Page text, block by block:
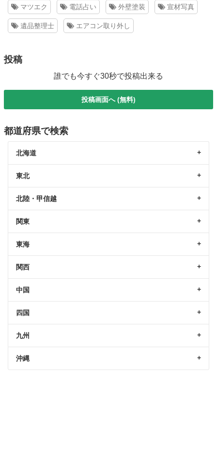
マツエク 電話占い 外壁塗装 宣材写真
遺品整理士 エアコン取り外し
投稿
誰でも今すぐ30秒で投稿出来る
投稿画面へ (無料)
都道府県で検索
北海道
東北
北陸・甲信越
関東
東海
関西
中国
四国
九州
沖縄